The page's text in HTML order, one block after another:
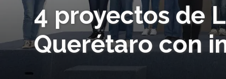
4 proyectos de
Querétaro con